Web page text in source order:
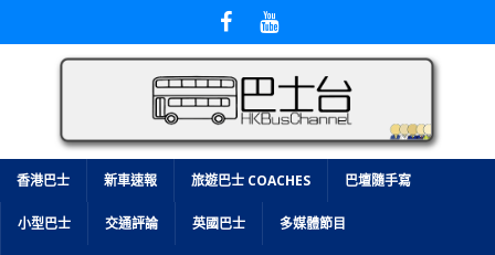
香港巴士 新車速報 旅遊巴士 COACHES 巴壇隨手寫
小型巴士 交通評論 英國巴士 多媒體節目